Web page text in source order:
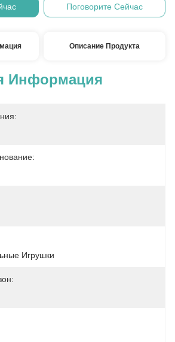
Поговорите Сейчас
Описание Продукта
Информация
Игрушки